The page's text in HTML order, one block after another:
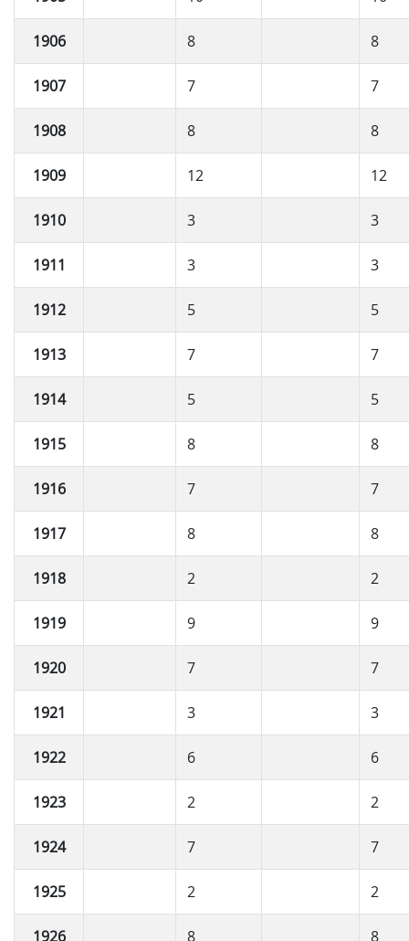
1906 8 8
1907 7 7
1908 8 8
1909 12 12
1910 3 3
1911 3 3
1912 5 5
1913 7 7
1914 5 5
1915 8 8
1916 7 7
1917 8 8
1918 2 2
1919 9 9
1920 7 7
1921 3 3
1922 6 6
1923 2 2
1924 7 7
1925 2 2
1926 8 8